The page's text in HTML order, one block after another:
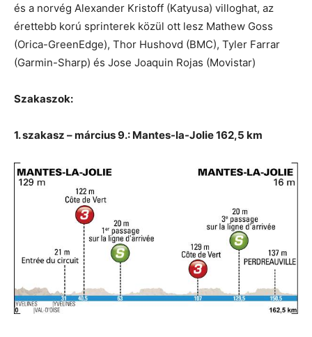
és a norvég Alexander Kristoff (Katyusa) villoghat, az
érettebb korú sprinterek közül ott lesz Mathew Goss
(Orica-GreenEdge), Thor Hushovd (BMC), Tyler Farrar
(Garmin-Sharp) és Jose Joaquin Rojas (Movistar)
Szakaszok:
1. szakasz – március 9.: Mantes-la-Jolie 162,5 km